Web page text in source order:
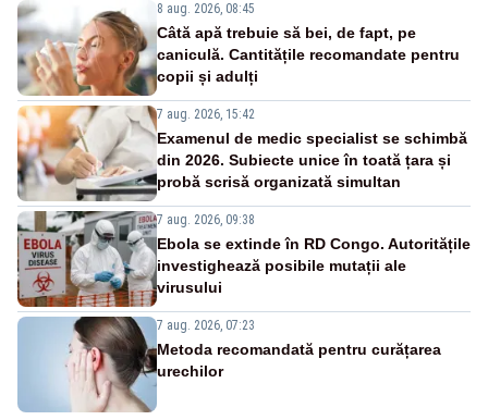
8 aug. 2026, 08:45
Câtă apă trebuie să bei, de fapt, pe
caniculă. Cantitățile recomandate pentru
copii și adulți
7 aug. 2026, 15:42
Examenul de medic specialist se schimbă
din 2026. Subiecte unice în toată țara și
probă scrisă organizată simultan
7 aug. 2026, 09:38
Ebola se extinde în RD Congo. Autoritățile
investighează posibile mutații ale
virusului
7 aug. 2026, 07:23
Metoda recomandată pentru curățarea
urechilor